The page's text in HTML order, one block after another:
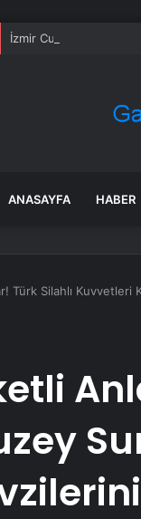
İzmir Cumhuriyet
ANASAYFA HABER
Türk Silahlı Kuvvetleri